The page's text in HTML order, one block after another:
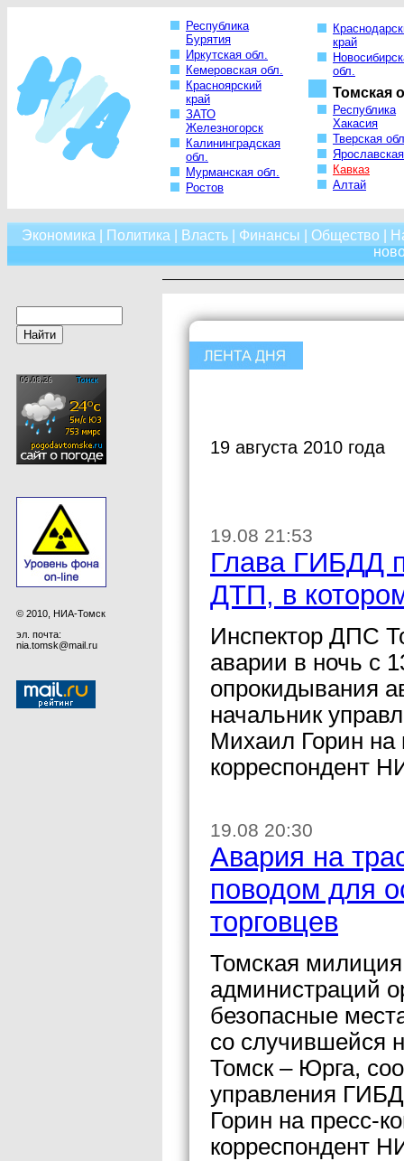
Республика
Бурятия
Иркутская обл.
Кемеровская обл.
Красноярский
край
ЗАТО
Железногорск
Калининградская
обл.
Мурманская обл.
Ростов
край
обл.
Томская
Республика
Хакасия
Тверская
Кавказ
Алтай
Экономика Политика Власть| Финансы Общество
© 2010, НИА-Томск
эл. почта:
nia.tomsk@mail.ru
19 августа 2010 года
19.08 21:53
Глава ГИБДД
ДТП, в
Инспектор ДПС
аварии в ночь с
опрокидывания
начальник
Михаил Горин на
корреспондент
19.08 20:30
Авария на
поводом для
торговцев
Томская милиция
администраций
безопасные
со случившейся
Томск – Юрга,
управления
Горин на пресс-
корреспондент